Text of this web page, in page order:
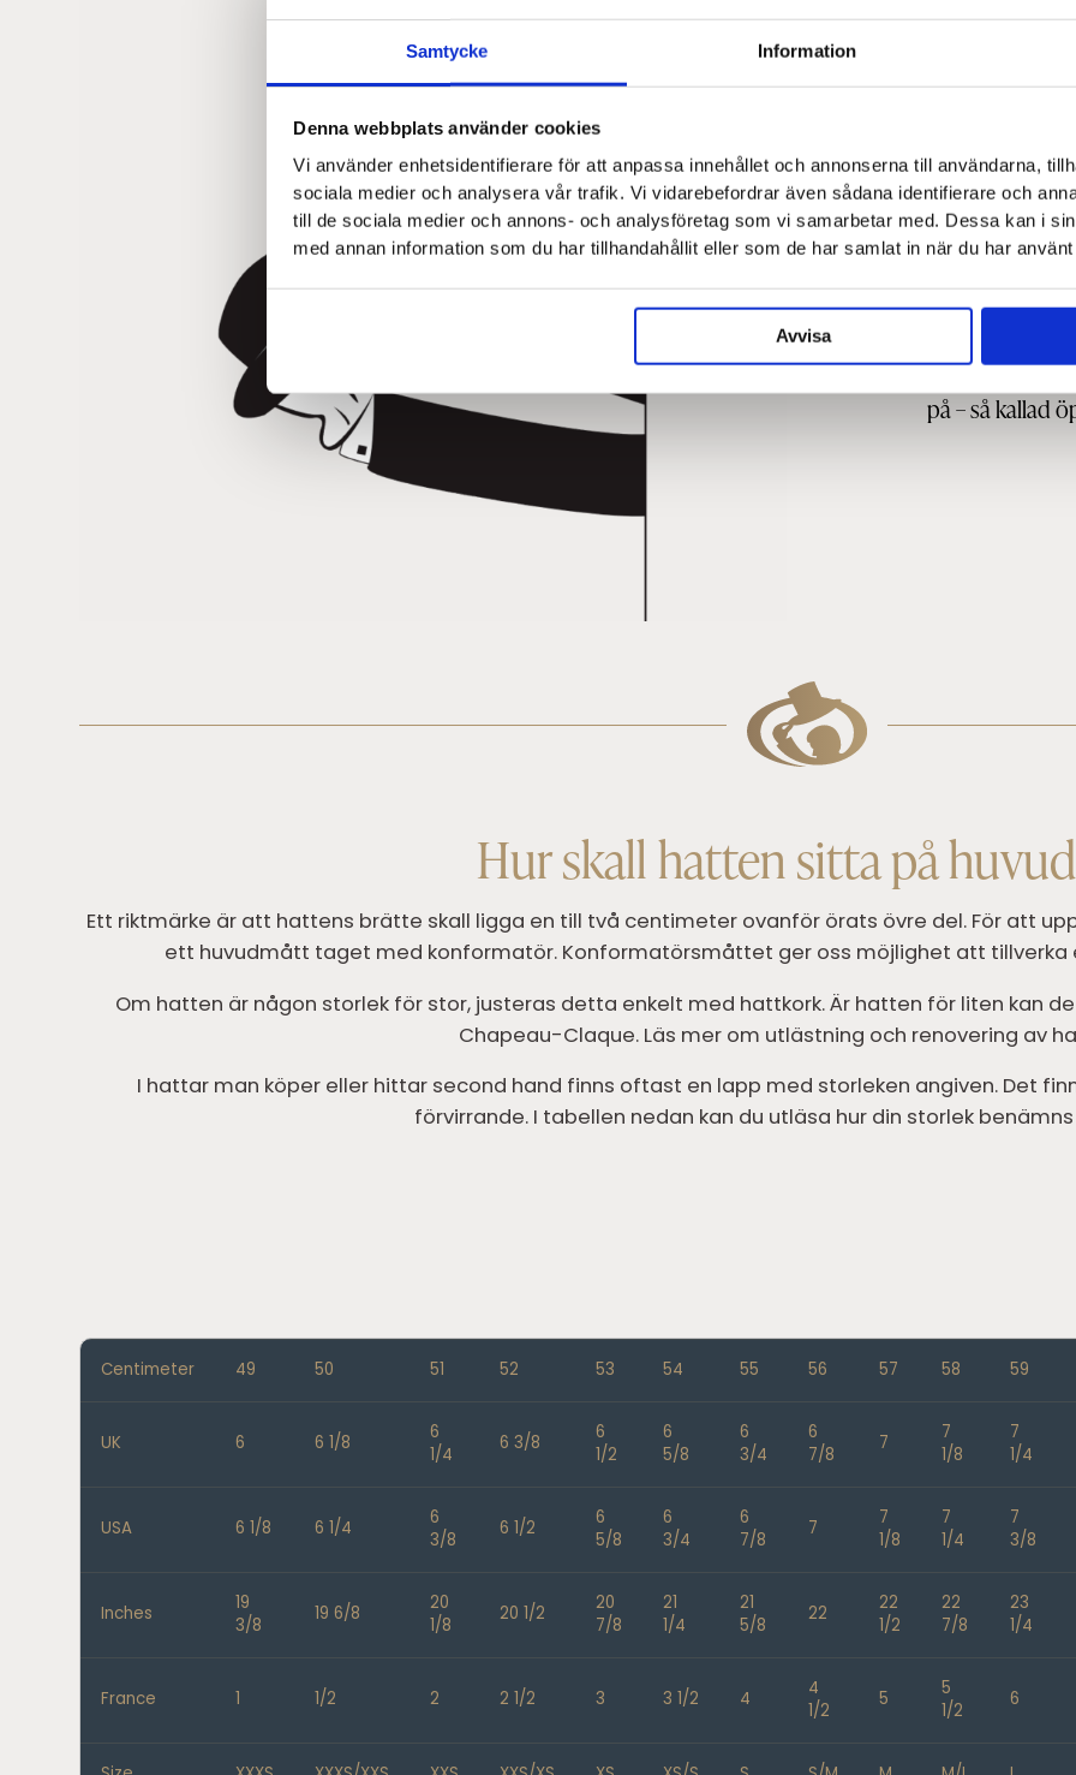
Samtycke Information
Denna webbplats använder cookies
Vi använder enhetsidentifierare för att anpassa innehållet och annonserna till användarna,
sociala medier och analysera vår trafik. Vi vidarebefordrar även sådana identifierare och
till de sociala medier och annons- och analysföretag som vi samarbetar med. Dessa kan i
med annan information som du har tillhandahållit eller som de har samlat in när du har
Avvisa
Hur
hatt?
När herren
av hatten
Hatten sätts
Vid hälsning
med den
på – så kallad
Hur skall hatten sitta på
Ett riktmärke är att hattens brätte skall ligga en till två centimeter ovanför örats övre del. För att
ett huvudmått taget med konformatör. Konformatörsmåttet ger oss möjlighet att tillverka
Om hatten är någon storlek för stor, justeras detta enkelt med hattkork. Är hatten för liten kan
Chapeau-Claque. Läs mer om utlästning och renovering av
I hattar man köper eller hittar second hand finns oftast en lapp med storleken angiven. Det
förvirrande. I tabellen nedan kan du utläsa hur din storlek benämns
Centimeter 49 50 51 52 53 54 55 56 57 58 59
UK 6 6 1/8
6
1/4
6 3/8
6
1/2
6
5/8
6
3/4
6
7/8
7
7
1/8
7
1/4
USA 6 1/8 6 1/4
6
3/8
6 1/2
6
5/8
6
3/4
6
7/8
7
7
1/8
7
1/4
7
3/8
Inches
19
3/8
19 6/8
20
1/8
20 1/2
20
7/8
21
1/4
21
5/8
22
22
1/2
22
7/8
23
1/4
France 1/2 2 2 1/2 3 3 1/2 4
4
1/2
5
5
1/2
6